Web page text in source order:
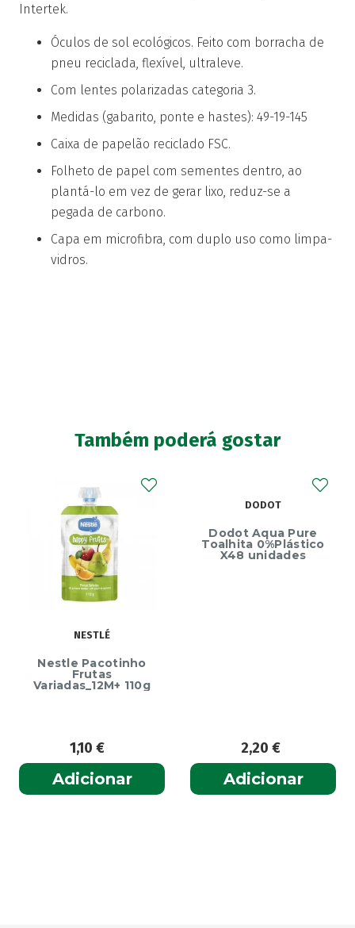
Intertek.
Óculos de sol ecológicos. Feito com borracha de
pneu reciclada, flexível, ultraleve.
Com lentes polarizadas categoria 3.
Medidas (gabarito, ponte e hastes): 49-19-145
Caixa de papelão reciclado FSC.
Folheto de papel com sementes dentro, ao
plantá-lo em vez de gerar lixo, reduz-se a
pegada de carbono.
Capa em microfibra, com duplo uso como limpa-
vidros.
Também poderá gostar
NESTLÉ
Nestle Pacotinho
Frutas
Variadas_12M+ 110g
1,10€
Adicionar
DODOT
Dodot Aqua Pure
Toalhita 0%Plástico
X48 unidades
2,20€
Adicionar